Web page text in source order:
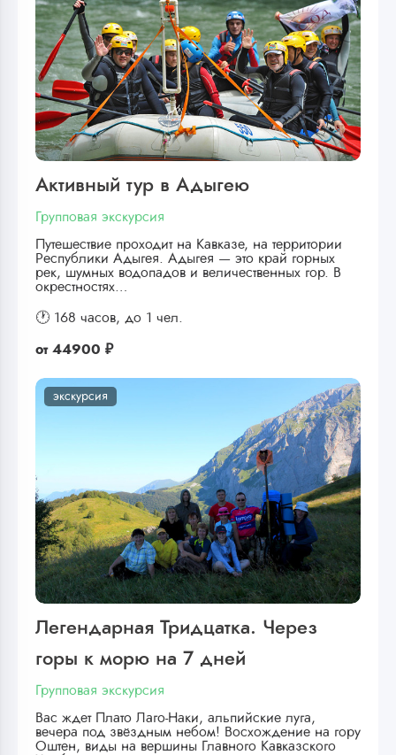
Активный тур в Адыгею
Групповая экскурсия
Путешествие проходит на Кавказе, на территории
Республики Адыгея. Адыгея — это край горных
рек, шумных водопадов и величественных гор. В
окрестностях…
🕐 168 часов, до 1 чел.
от 44900 ₽
экскурсия
Легендарная Тридцатка. Через
горы к морю на 7 дней
Групповая экскурсия
Вас ждет Плато Лаго-Наки, альпийские луга,
вечера под звёздным небом! Восхождение на гору
Оштен, виды на вершины Главного Кавказского